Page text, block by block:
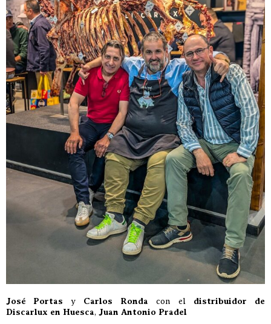
José Portas y Carlos Ronda con el distribuidor de
Discarlux en Huesca, Juan Antonio Pradel